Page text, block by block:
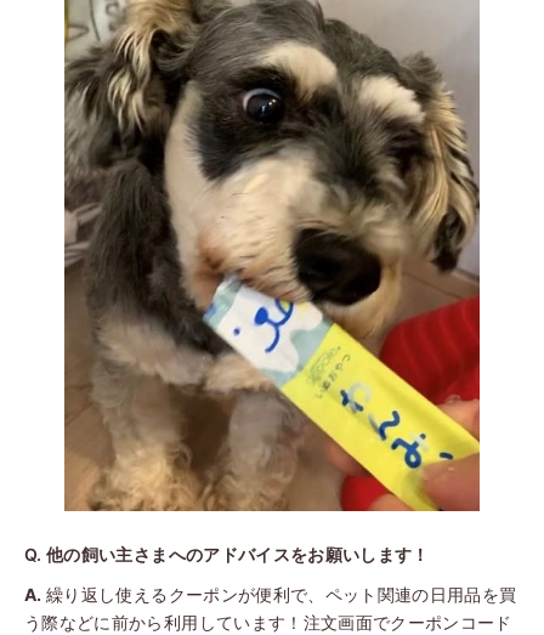
他の飼い主さまへのアドバイスをお願いします！
繰り返し使えるクーポンが便利で、ペット関連の日用品を買
う際などに前から利用しています！注文画面でクーポンコード